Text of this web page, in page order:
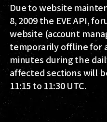
Due to website
8, 2009 the EVE API,
website (account
temporarily offline for
minutes during the
affected sections will
11:15 to 11:30 UTC.